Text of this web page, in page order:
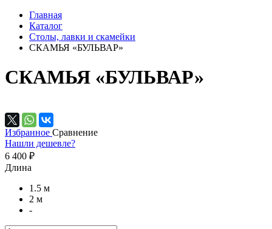
Главная
Каталог
Столы, лавки и скамейки
СКАМЬЯ «БУЛЬВАР»
СКАМЬЯ «БУЛЬВАР»
Избранное Сравнение
Нашли дешевле?
6 400 ₽
Длина
1.5 м
2 м
-